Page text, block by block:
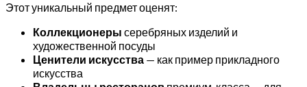
Этот уникальный предмет оценят:
Коллекционеры серебряных изделий и
художественной посуды
Ценители искусства — как пример прикладного
искусства